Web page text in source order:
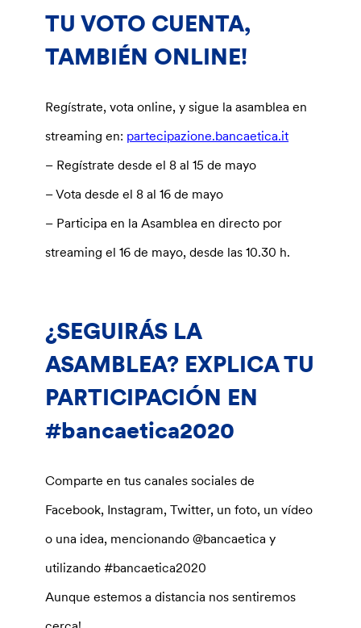
TU VOTO CUENTA,
TAMBIÉN ONLINE!
Regístrate, vota online, y sigue la asamblea en
streaming en: partecipazione.bancaetica.it
– Regístrate desde el 8 al 15 de mayo
– Vota desde el 8 al 16 de mayo
– Participa en la Asamblea en directo por
streaming el 16 de mayo, desde las 10.30 h.
¿SEGUIRÁS LA
ASAMBLEA? EXPLICA TU
PARTICIPACIÓN EN
#bancaetica2020
Comparte en tus canales sociales de
Facebook, Instagram, Twitter, un foto, un vídeo
o una idea, mencionando @bancaetica y
utilizando #bancaetica2020
Aunque estemos a distancia nos sentiremos